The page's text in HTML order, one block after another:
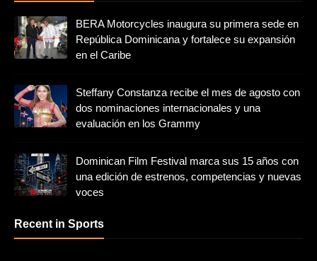
BERA Motorcycles inaugura su primera sede en
República Dominicana y fortalece su expansión
en el Caribe
Steffany Constanza recibe el mes de agosto con
dos nominaciones internacionales y una
evaluación en los Grammy
Dominican Film Festival marca sus 15 años con
una edición de estrenos, competencias y nuevas
voces
Recent in Sports